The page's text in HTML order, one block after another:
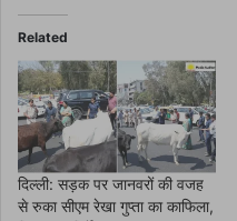
b
o
k
(
O
p
e
n
s
i
n
n
e
Related
दिल्ली: सड़क पर जानवरों की वजह
से रुका सीएम रेखा गुप्ता का काफिला,